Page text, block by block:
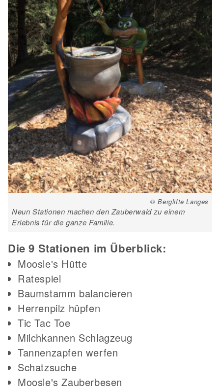
© Berglifte Langes
Neun Stationen machen den Zauberwald zu einem
Erlebnis für die ganze Familie.
Die 9 Stationen im Überblick:
Moosle's Hütte
Ratespiel
Baumstamm balancieren
Herrenpilz hüpfen
Tic Tac Toe
Milchkannen Schlagzeug
Tannenzapfen werfen
Schatzsuche
Moosle's Zauberbesen